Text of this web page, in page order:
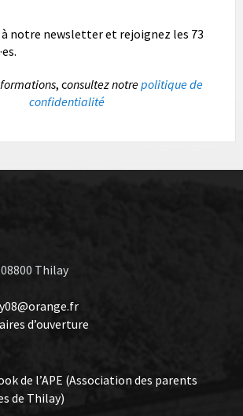
notre newsletter et rejoignez les 73
, consultez notrepolitique de
confidentialité
Thilay
d’ouverture
de l’APE (Association des parents
de Thilay)